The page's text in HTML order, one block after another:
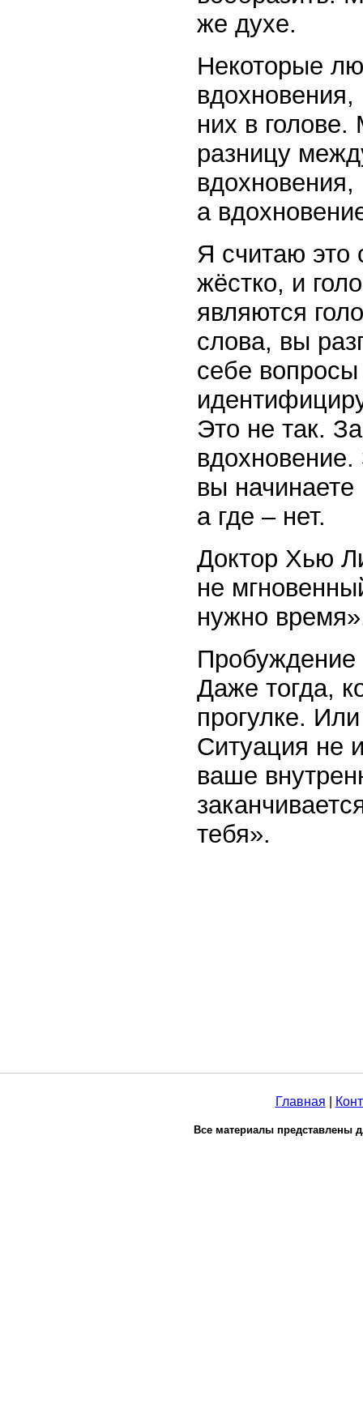
же духе.
Некоторые
них в
разницу
а
Я считаю это
жёстко, и
являются
слова, вы
себе
Это не так.
вы начинаете
а где – нет.
Доктор Хью
не
нужно
Пробуждение
Даже тогда,
прогулке.
Ситуация не
ваше
тебя».
Главная
Все материалы представлены